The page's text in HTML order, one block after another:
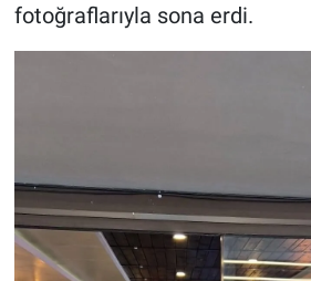
fotoğraflarıyla sona erdi.